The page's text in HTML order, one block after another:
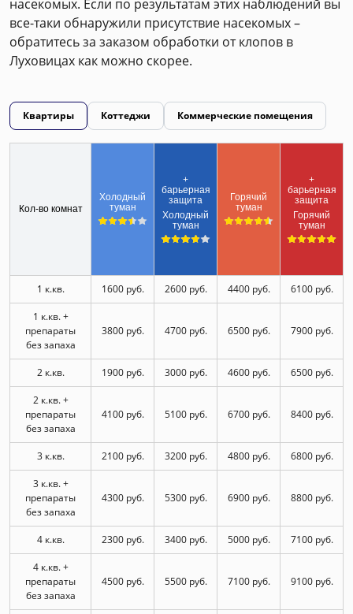
насекомых. Если по результатам этих наблюдений вы
все-таки обнаружили присутствие насекомых –
обратитесь за заказом обработки от клопов в
Луховицах как можно скорее.
Квартиры Коттеджи Коммерческие помещения
Кол-во комнат
Холодный
туман
+
барьерная
защита
Холодный
туман
Горячий
туман
+
барьерная
защита
Горячий
туман
1 к.кв. 1600 руб. 2600 руб. 4400 руб. 6100 руб.
1 к.кв. +
препараты
без запаха
3800 руб. 4700 руб. 6500 руб. 7900 руб.
2 к.кв. 1900 руб. 3000 руб. 4600 руб. 6500 руб.
2 к.кв. +
препараты
без запаха
4100 руб. 5100 руб. 6700 руб. 8400 руб.
3 к.кв. 2100 руб. 3200 руб. 4800 руб. 6800 руб.
3 к.кв. +
препараты
без запаха
4300 руб. 5300 руб. 6900 руб. 8800 руб.
4 к.кв. 2300 руб. 3400 руб. 5000 руб. 7100 руб.
4 к.кв. +
препараты
без запаха
4500 руб. 5500 руб. 7100 руб. 9100 руб.